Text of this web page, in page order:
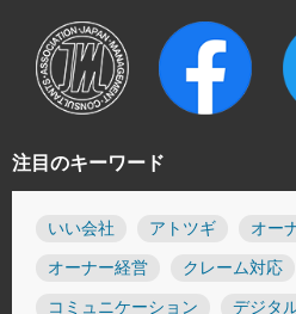
注目のキーワード
いい会社 アトツギ オー
オーナー経営 クレーム対応
コミュニケーション デジタ